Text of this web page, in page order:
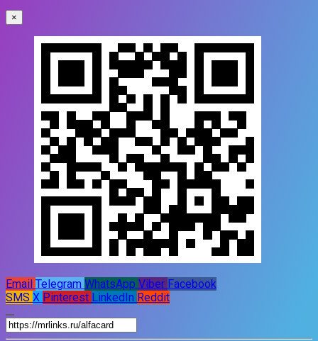
×
Email Telegram WhatsApp Viber Facebook
SMS X Pinterest LinkedIn Reddit